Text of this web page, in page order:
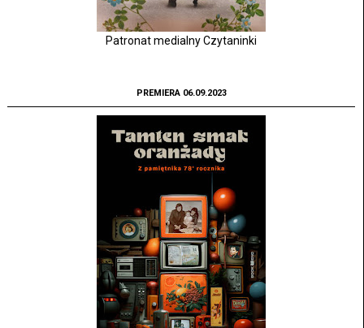
Patronat medialny Czytaninki
PREMIERA 06.09.2023